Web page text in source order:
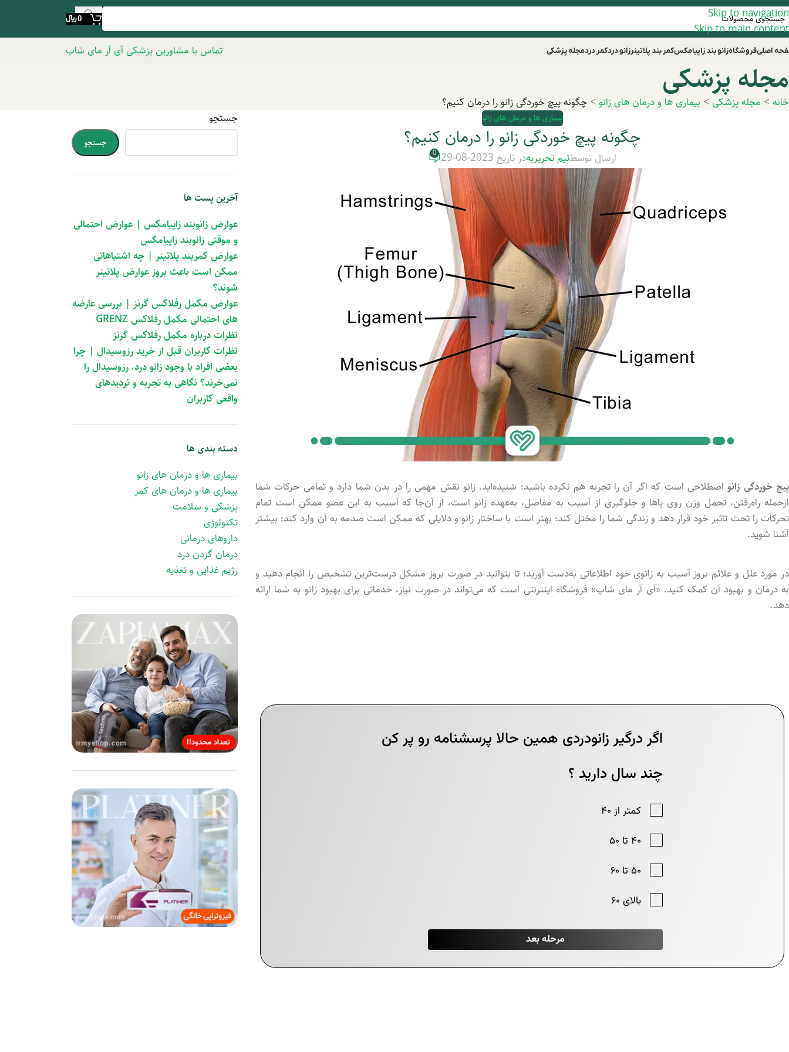
Skip to navigation
Skip to main content
0﷼
اصلیفروشگاهزانو بند زاپیامکسکمر بند پلاتینرزانو دردکمر دردمجله پزشکی تماس با مشاورین پزشکی آی آر مای شاپ
مجله پزشکی
خانه > مجله پزشکی > بیماری ها و درمان های زانو > چگونه پیچ خوردگی زانو را درمان کنیم؟
بیماری ها و درمان های زانو
چگونه پیچ خوردگی زانو را درمان کنیم؟
ارسال توسطتیم تحریریهدر تاریخ 2023-08-29 0
پیچ خوردگی زانواصطلاحی است که اگر آن را تجربه هم نکرده باشید؛ شنیده‌اید. زانو نقش مهمی را در بدن شما دارد و تمامی حرکات شما
ازجمله راه‌رفتن، تحمل وزن روی پاها و جلوگیری از آسیب به مفاصل، به‌عهده زانو است، از آن‌جا که آسیب به این عضو ممکن است تمام
تحرکات را تحت تاثیر خود قرار دهد و زندگی شما را مختل کند؛ بهتر است با ساختار زانو و دلایلی که ممکن است صدمه‌ به آن وارد کند؛ بیشتر
آشنا شوید.
در مورد علل و علائم بروز آسیب به زانوی خود اطلاعاتی به‌دست آورید؛ تا بتوانید در صورت بروز مشکل درست‌ترین تشخیص را انجام دهید و
به درمان و بهبود آن کمک کنید. «آی آر مای شاپ» فروشگاه اینترنتی است که می‌تواند در صورت نیاز، خدماتی برای بهبود زانو به شما ارائه
دهد.
جستجو
جستجو
آخرین پست ها
عوارض زانوبند زاپیامکس | عوارض احتمالی
و موقتی زانوبند زاپیامکس
عوارض کمربند پلاتینر | چه اشتباهاتی
ممکن است باعث بروز عوارض پلاتینر
شوند؟
عوارض مکمل رفلاکس گرنز | بررسی عارضه
های احتمالی مکمل رفلاکس GRENZ
نظرات درباره مکمل رفلاکس گرنز
نظرات کاربران قبل از خرید رزوسیدال | چرا
بعضی افراد با وجود زانو درد، رزوسیدال را
نمی‌خرند؟ نگاهی به تجربه و تردیدهای
واقعی کاربران
دسته بندی ها
بیماری ها و درمان های زانو
بیماری ها و درمان های کمر
پزشکی و سلامت
تکنولوژی
داروهای درمانی
درمان گردن درد
رژیم غذایی و تغذیه